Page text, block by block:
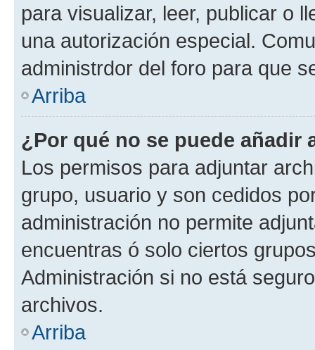
para visualizar, leer, publicar o
una autorización especial.
administrdor del foro para que
Arriba
¿Por qué no se puede añadir
Los permisos para adjuntar
grupo, usuario y son cedidos
administración no permite
encuentras ó solo ciertos
Administración si no está
archivos.
Arriba